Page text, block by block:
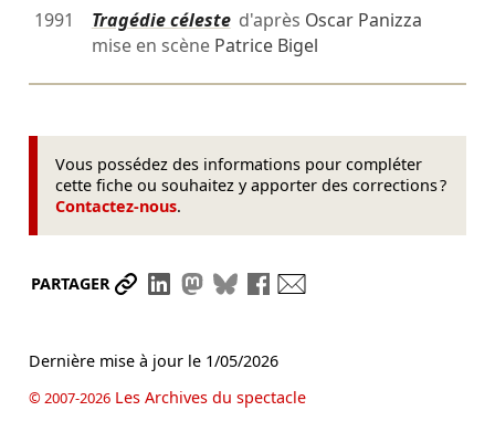
1991
Tragédie célested'après Oscar Panizza
mise en scène Patrice Bigel
Vous possédez des informations pour compléter
cette fiche ou souhaitez y apporter des corrections ?
Contactez-nous.
PARTAGER Partager le lien
Partager sur LinkedIn
Partager sur Mastodon
Partager sur Bluesky
Partager sur Facebook
Dernière mise à jour le 1/05/2026
© 2007-2026Les Archives du spectacle